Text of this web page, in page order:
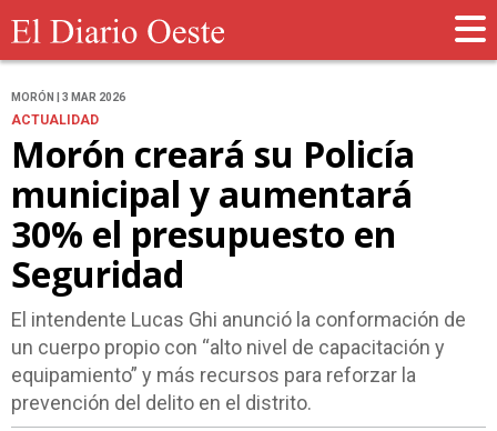
MORÓN | 3 MAR 2026
ACTUALIDAD
Morón creará su Policía
municipal y aumentará
30% el presupuesto en
Seguridad
El intendente Lucas Ghi anunció la conformación de
un cuerpo propio con “alto nivel de capacitación y
equipamiento” y más recursos para reforzar la
prevención del delito en el distrito.